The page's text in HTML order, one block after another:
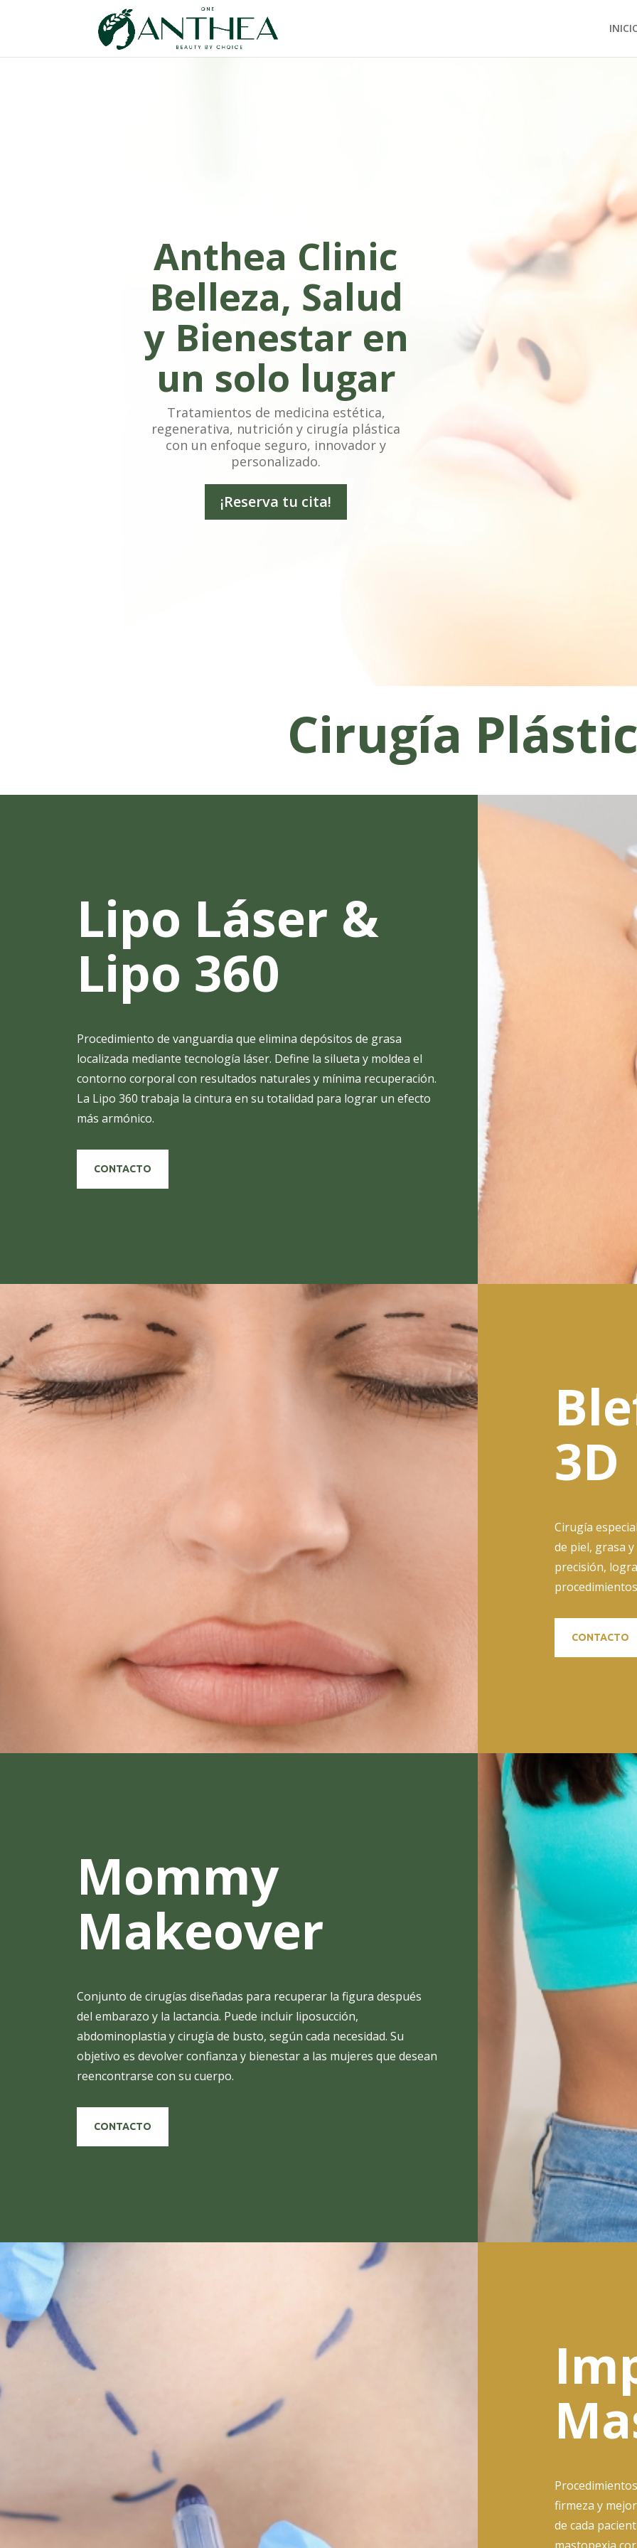
Anthea Clinic
Belleza, Salud
y Bienestar en
un solo lugar
Tratamientos de medicina estética,
regenerativa, nutrición y cirugía plástica
con un enfoque seguro, innovador y
personalizado.
¡Reserva tu cita!
Cirugía
Lipo Láser &
Lipo 360
Procedimiento de vanguardia que elimina depósitos de grasa
localizada mediante tecnología láser. Define la silueta y moldea el
contorno corporal con resultados naturales y mínima recuperación.
La Lipo 360 trabaja la cintura en su totalidad para lograr un efecto
más armónico.
CONTACTO
3D
Cirugía
de piel, grasa
precisión,
CONTACTO
Mommy
Makeover
Conjunto de cirugías diseñadas para recuperar la figura después
del embarazo y la lactancia. Puede incluir liposucción,
abdominoplastia y cirugía de busto, según cada necesidad. Su
objetivo es devolver confianza y bienestar a las mujeres que desean
reencontrarse con su cuerpo.
CONTACTO
firmeza y
de cada